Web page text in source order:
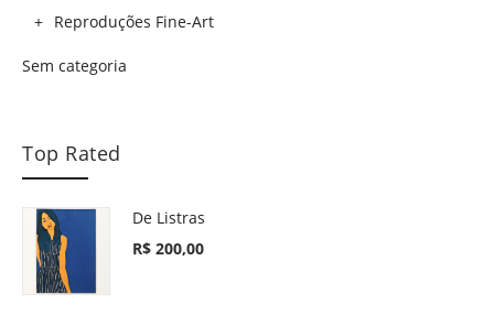
Reproduções Fine-Art
Sem categoria
Top Rated
De Listras
R$ 200,00